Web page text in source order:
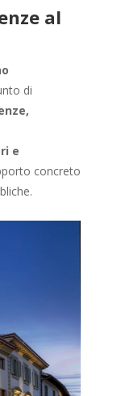
al
di
e
concreto